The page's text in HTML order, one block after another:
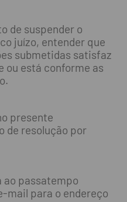
de suspender o
juízo, entender que
submetidas satisfaz
ou está conforme as
presente
de resolução por
ao passatempo
mail para o endereço